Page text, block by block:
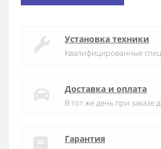
Установка техники
Квалифицированные
Доставка и оплата
В тот же день при заказе
Гарантия